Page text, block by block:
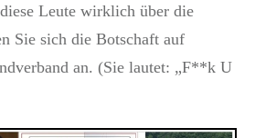
Leute wirklich über die
Sie sich die Botschaft auf
an. (Sie lautet: „F**k U